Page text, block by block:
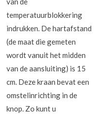
temperatuurblokkering
indrukken. De hartafstand
(de maat die gemeten
wordt vanuit het midden
van de aansluiting) is 15
cm. Deze kraan bevat een
omstelinrichting in de
knop. Zo kunt u